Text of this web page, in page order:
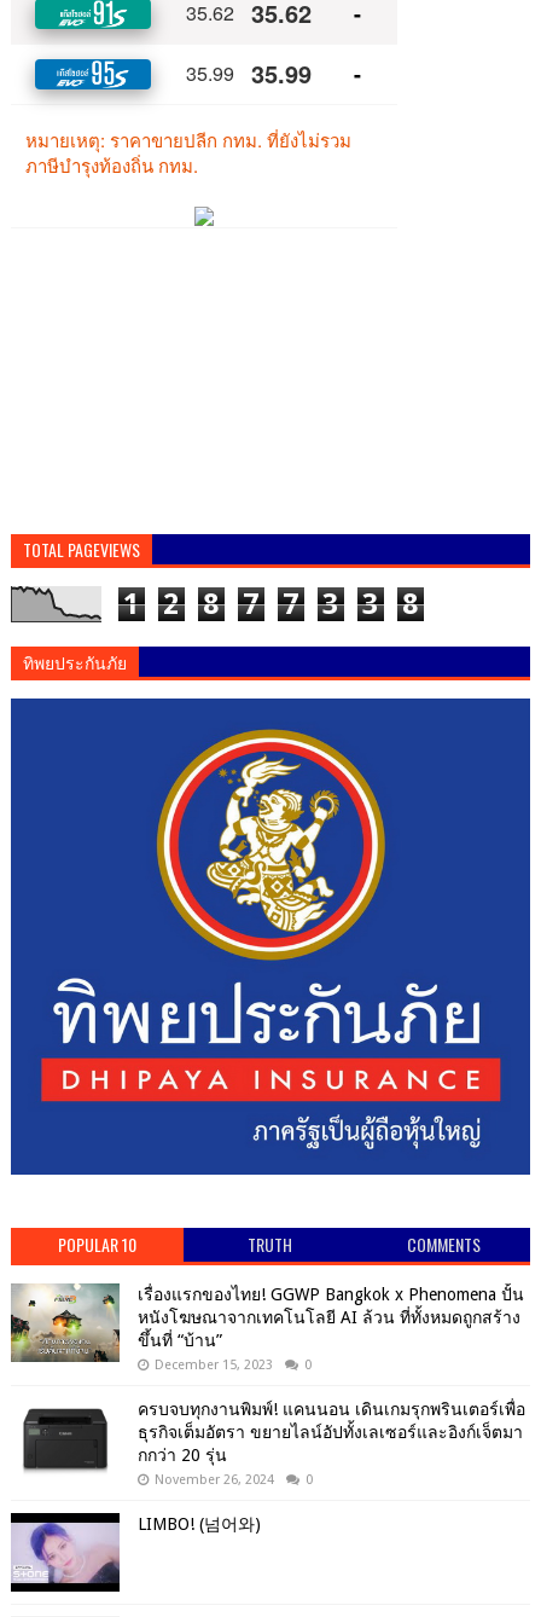
TOTAL PAGEVIEWS
1 2 8 7 7 3 3 8
ทิพยประกันภัย
POPULAR 10 TRUTH COMMENTS
เรื่องแรกของไทย! GGWP Bangkok x Phenomena ปั้น
หนังโฆษณาจากเทคโนโลยี AI ล้วน ที่ทั้งหมดถูกสร้าง
ขึ้นที่ “บ้าน”
December 15, 2023 0
ครบจบทุกงานพิมพ์! แคนนอน เดินเกมรุกพรินเตอร์เพื่อ
ธุรกิจเต็มอัตรา ขยายไลน์อัปทั้งเลเซอร์และอิงก์เจ็ตมา
กกว่า 20 รุ่น
November 26, 2024 0
LIMBO! (넘어와)